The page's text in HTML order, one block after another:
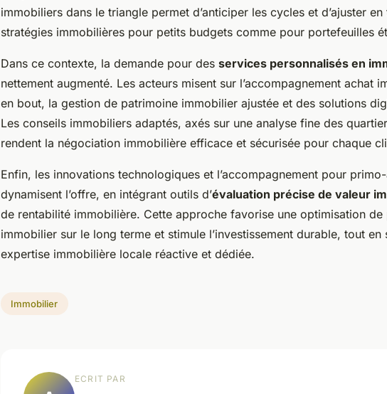
immobiliers dans le triangle permet d’anticiper les cycles et d’ajuster
stratégies immobilières pour petits budgets comme pour portefeuilles
Dans ce contexte, la demande pour des services personnalisés en
nettement augmenté. Les acteurs misent sur l’accompagnement achat
en bout, la gestion de patrimoine immobilier ajustée et des solutions
Les conseils immobiliers adaptés, axés sur une analyse fine des
rendent la négociation immobilière efficace et sécurisée pour chaque
Enfin, les innovations technologiques et l’accompagnement pour
dynamisent l’offre, en intégrant outils d’évaluation précise de valeur
de rentabilité immobilière. Cette approche favorise une optimisation
immobilier sur le long terme et stimule l’investissement durable, tout en
expertise immobilière locale réactive et dédiée.
Immobilier
ECRIT PAR